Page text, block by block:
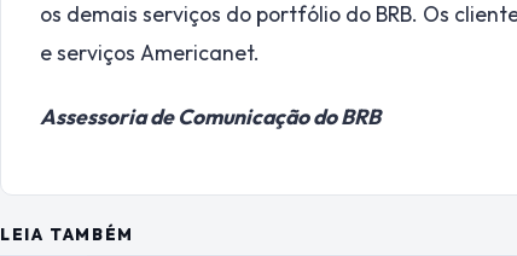
os demais serviços do portfólio do BRB. Os
e serviços Americanet.
Assessoria de Comunicação do BRB
LEIA TAMBÉM